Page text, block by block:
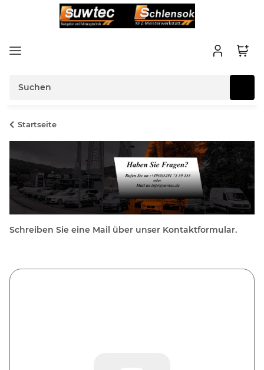
Startseite
Schreiben Sie eine Mail über unser Kontaktformular.